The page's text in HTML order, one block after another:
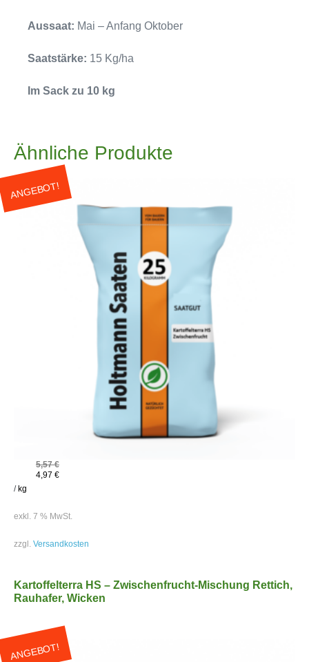
Aussaat: Mai – Anfang Oktober
Saatstärke: 15 Kg/ha
Im Sack zu 10 kg
Ähnliche Produkte
ANGEBOT!
5,57€
4,97 €
/ kg
exkl. 7 % MwSt.
zzgl. Versandkosten
Kartoffelterra HS – Zwischenfrucht-Mischung Rettich,
Rauhafer, Wicken
ANGEBOT!